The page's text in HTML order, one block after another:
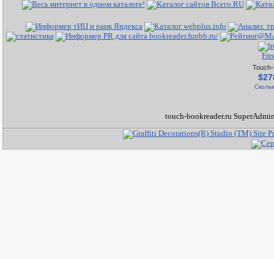
touch-bookreader.ru